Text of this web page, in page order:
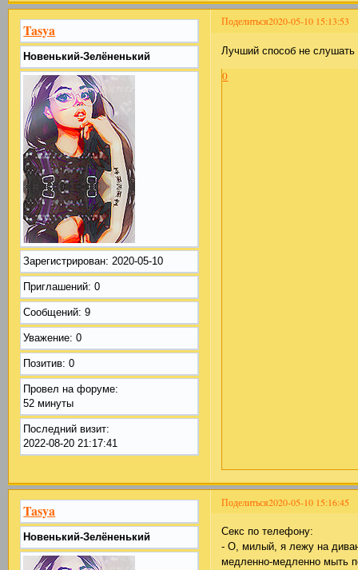
Поделиться2020-05-10 15:13:53
Tasya
Новенький-Зелёненький
Зарегистрирован: 2020-05-10
Приглашений: 0
Сообщений: 9
Уважение: 0
Позитив: 0
Провел на форуме:
52 минуты
Последний визит:
2022-08-20 21:17:41
Лучший способ не слушать
0
Поделиться2020-05-10 15:16:45
Tasya
Новенький-Зелёненький
Секс по телефону:
- О, милый, я лежу на
медленно-медленно мыть